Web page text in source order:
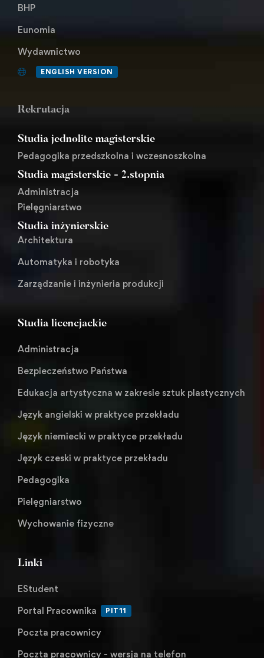
BHP
Eunomia
Wydawnictwo
ENGLISH VERSION
Rekrutacja
Studia jednolite magisterskie
Pedagogika przedszkolna i wczesnoszkolna
Studia magisterskie - 2.stopnia
Administracja
Pielęgniarstwo
Studia inżynierskie
Architektura
Automatyka i robotyka
Zarządzanie i inżynieria produkcji
Studia licencjackie
Administracja
Bezpieczeństwo Państwa
Edukacja artystyczna w zakresie sztuk plastycznych
Język angielski w praktyce przekładu
Język niemiecki w praktyce przekładu
Język czeski w praktyce przekładu
Pedagogika
Pielęgniarstwo
Wychowanie fizyczne
Linki
EStudent
Portal Pracownika
PIT11
Poczta pracownicy
Poczta pracownicy - wersja na telefon